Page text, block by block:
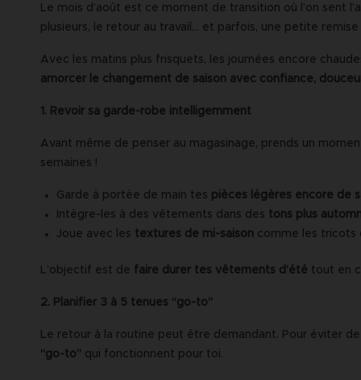
Le mois d’août est ce moment de transition où l’on sent
plusieurs, le retour au travail… et parfois, une petite
Avec les matins plus frisquets, les journées encore
amorcer le changement de saison avec confiance,
1. Revoir sa garde-robe intelligemment
Avant même de penser au magasinage, prends un
semaines !
Garde à portée de main tes pièces légères encore de
Intègre-les à des vêtements dans des tons plus
Joue avec les textures de mi-saison comme les tricots
L’objectif est de faire durer tes vêtements d’été tout en
2. Planifier 3 à 5 tenues “go-to”
Le retour à la routine peut être demandant. Pour éviter
“go-to” qui fonctionnent pour toi.